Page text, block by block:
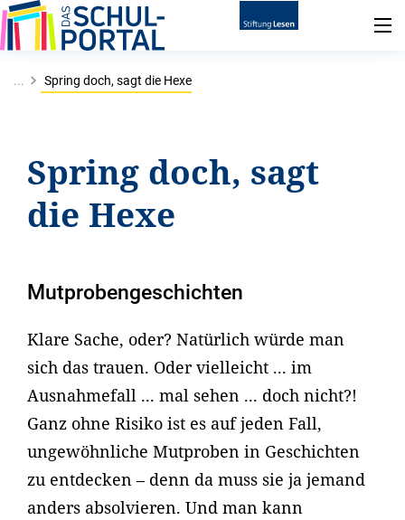
... Spring doch, sagt die Hexe
Spring doch, sagt
die Hexe
Mutprobengeschichten
Klare Sache, oder? Natürlich würde man
sich das trauen. Oder vielleicht ... im
Ausnahmefall ... mal sehen ... doch nicht?!
Ganz ohne Risiko ist es auf jeden Fall,
ungewöhnliche Mutproben in Geschichten
zu entdecken – denn da muss sie ja jemand
anders absolvieren. Und man kann